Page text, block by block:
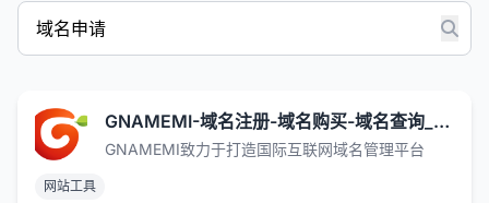
自助广告
GNAMEMI-域名注册-域名购买-域名查询_域名申请
GNAMEMI致力于打造国际互联网域名管理平台
网站工具